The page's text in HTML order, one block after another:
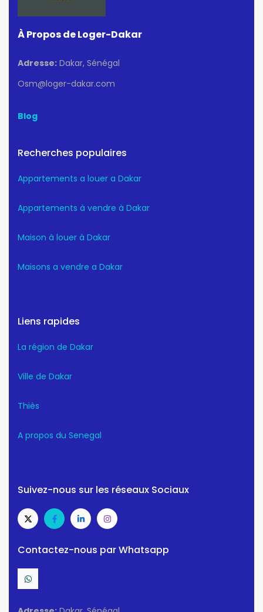
À Propos de Loger-Dakar
Adresse: Dakar, Sénégal
Osm@loger-dakar.com
Blog
Recherches populaires
Appartements a louer a Dakar
Appartements à vendre à Dakar
Maison à louer à Dakar
Maisons a vendre a Dakar
Liens rapides
La région de Dakar
Ville de Dakar
Thiès
A propos du Senegal
Suivez-nous sur les réseaux Sociaux
Contactez-nous par Whatsapp